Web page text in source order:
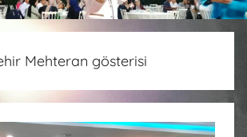
Mehteran gösterisi